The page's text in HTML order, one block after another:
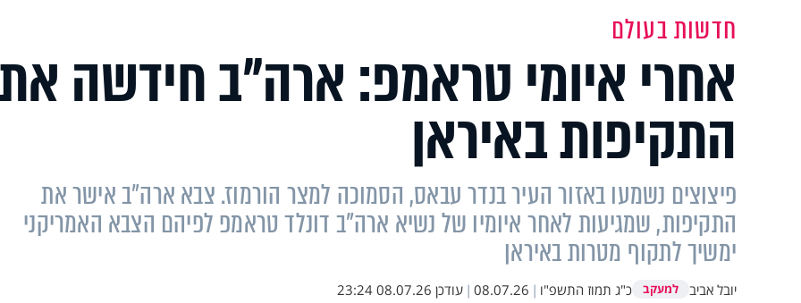
חדשות בעולם
אחרי איומי טראמפ: ארה"ב חידשה
התקיפות באיראן
פיצוצים נשמעו באזור העיר בנדר עבאס, הסמוכה למצר הורמוז. צבא ארה״ב אישר את
התקיפות, שמגיעות לאחר איומיו של נשיא ארה"ב דונלד טראמפ לפיהם הצבא האמריקני
ימשיך לתקוף מטרות באיראן
יובל אביב למעקב כ"ג תמוז התשפ"ו |
08.07.26
| עודכן 08.07.26 23:24